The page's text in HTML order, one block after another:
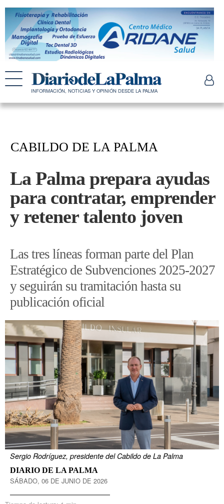
INFORMACIÓN, NOTICIAS Y OPINIÓN DESDE LA PALMA
CABILDO DE LA PALMA
La Palma prepara ayudas
para contratar, emprender
y retener talento joven
Las tres líneas forman parte del Plan
Estratégico de Subvenciones 2025-2027
y seguirán su tramitación hasta su
publicación oficial
Sergio Rodríguez, presidente del Cabildo de La Palma
DIARIO DE LA PALMA
SÁBADO, 06 DE JUNIO DE 2026